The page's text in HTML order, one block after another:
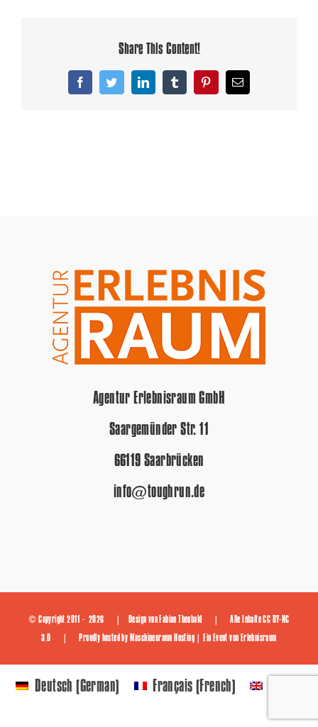
Share This Content!
FacebookTwitterLinkedInTumblr PinterestEmail
Agentur Erlebnisraum GmbH
Saargemünder Str. 11
66119 Saarbrücken
info@toughrun.de
© Copyright 2011 - 2026 | Design von Fabian Theobald | Alle InhalteCC BY-NC
3.0 | Proudly hosted by Maschinenraum Hosting | Ein Event von Erlebnisraum
Deutsch (German) Français(French)